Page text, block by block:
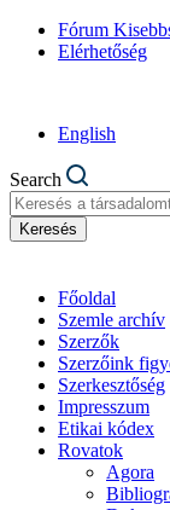
Fórum
Elérhetőség
English
Search
Keresés
Főoldal
Szemle archív
Szerzők
Szerzőink
Szerkesztőség
Impresszum
Etikai kódex
Rovatok
Agora